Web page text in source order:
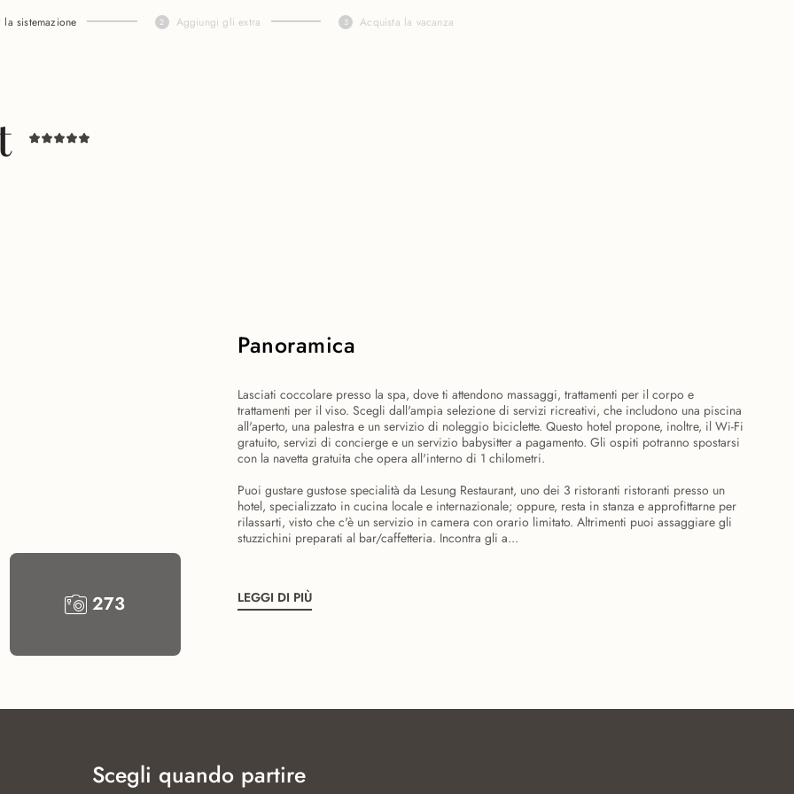
la sistemazione Aggiungi gli extra Acquista la vacanza
273
Panoramica
Lasciati coccolare presso la spa, dove ti attendono massaggi, trattamenti per il corpo e
trattamenti per il viso. Scegli dall'ampia selezione di servizi ricreativi, che includono una piscina
all'aperto, una palestra e un servizio di noleggio biciclette. Questo hotel propone, inoltre, il Wi-Fi
gratuito, servizi di concierge e un servizio babysitter a pagamento. Gli ospiti potranno spostarsi
con la navetta gratuita che opera all'interno di 1 chilometri.
Puoi gustare gustose specialità da Lesung Restaurant, uno dei 3 ristoranti ristoranti presso un
hotel, specializzato in cucina locale e internazionale; oppure, resta in stanza e approfittarne per
rilassarti, visto che c'è un servizio in camera con orario limitato. Altrimenti puoi assaggiare gli
stuzzichini preparati al bar/caffetteria. Incontra gli a...
LEGGI DI PIÙ
Scegli quando partire